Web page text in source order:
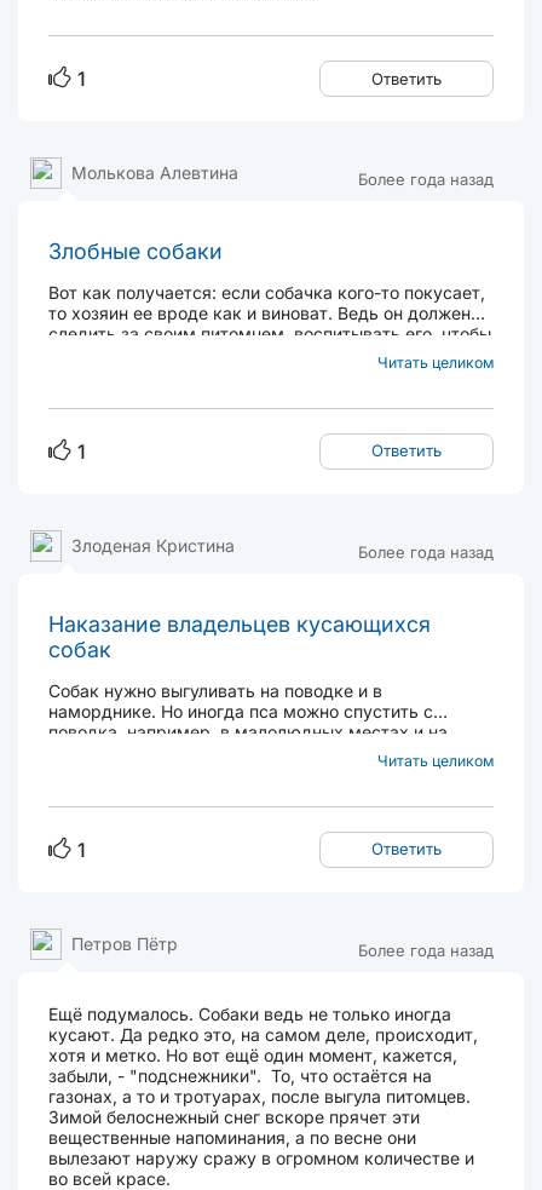
1 Ответить
Более года назад
Молькова Алевтина
Злобные собаки
Вот как получается: если собачка кого-то покусает,
то хозяин ее вроде как и виноват. Ведь он должен
следить за своим питомцем, воспитывать его, чтобы
тот людей не обижал. Но вот доказать, что собачка
именно этого хозяина укусила, почти невозможно.
Читать целиком
1 Ответить
Более года назад
Злоденая Кристина
Наказание владельцев кусающихся
собак
Собак нужно выгуливать на поводке и в
наморднике. Но иногда пса можно спустить с
поводка, например, в малолюдных местах и на
распространяется на большинство пород, к ним,
овчарка. Но есть породы...
Читать целиком
1 Ответить
Более года назад
Петров Пётр
Ещё подумалось. Собаки ведь не только иногда
кусают. Да редко это, на самом деле, происходит,
хотя и метко. Но вот ещё один момент, кажется,
забыли, - "подснежники". То, что остаётся на
газонах, а то и тротуарах, после выгула питомцев.
Зимой белоснежный снег вскоре прячет эти
вещественные напоминания, а по весне они
вылезают наружу сражу в огромном количестве и
во всей красе.